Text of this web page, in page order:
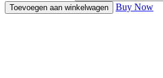
Toevoegen aan winkelwagen Buy Now